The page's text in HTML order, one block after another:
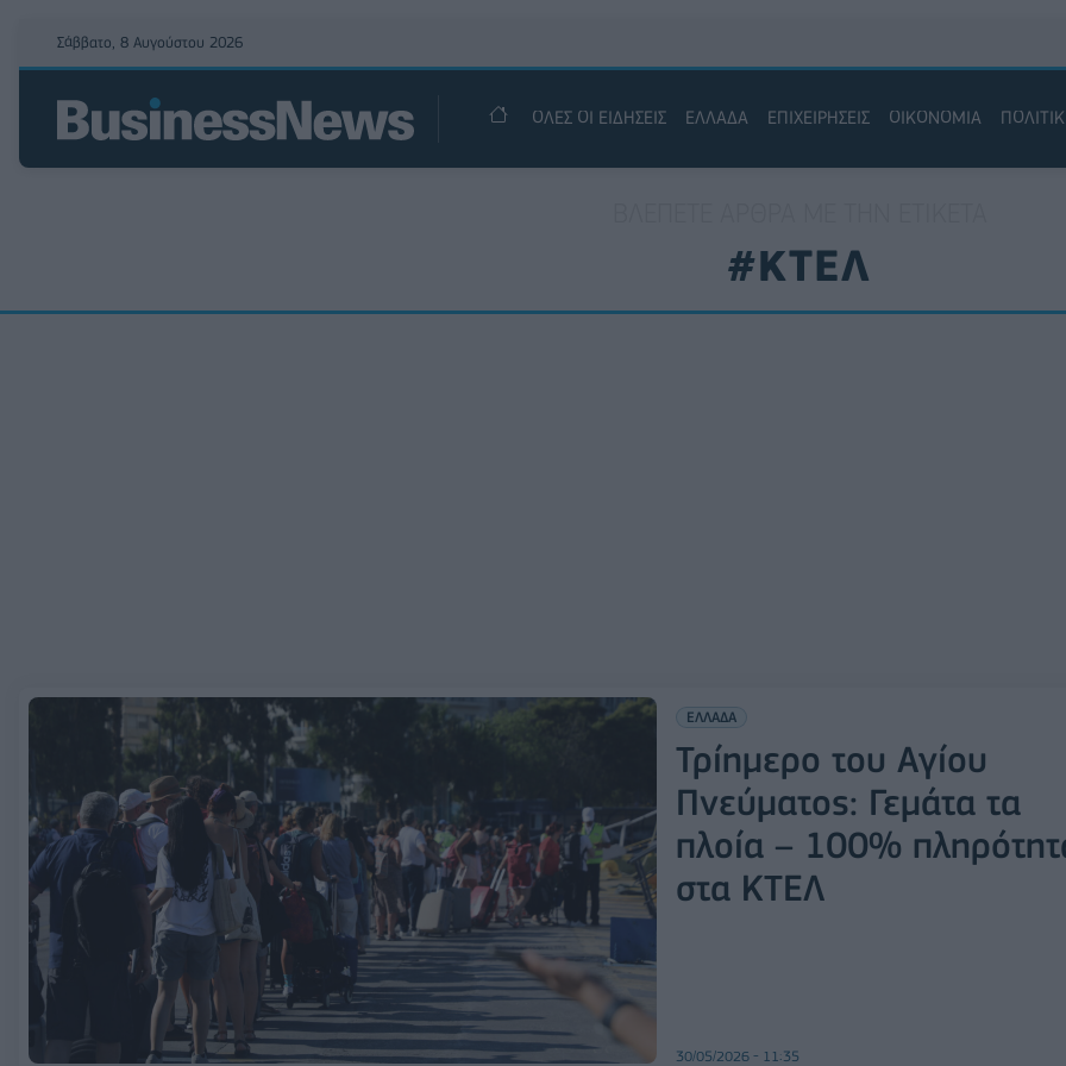
Σάββατο, 8 Αυγούστου 2026
ΟΛΕΣ ΟΙ ΕΙΔΗΣΕΙΣ ΕΛΛΑΔΑ ΕΠΙΧΕΙΡΗΣΕΙΣ ΟΙΚΟΝΟΜΙΑ
#ΚΤΕΛ
ΕΛΛΑΔΑ
Τρίημερο του Αγίου
Πνεύματος: Γεμάτα τα
πλοία – 100%
στα ΚΤΕΛ
30/05/2026 - 11:35